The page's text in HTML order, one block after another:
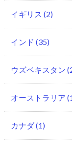
イギリス (2)
インド (35)
ウズベキスタン
オーストラリア
カナダ(1)